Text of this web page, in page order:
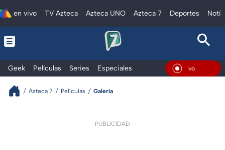
en vivo TV Azteca Azteca UNO Azteca 7 Deportes
Geek Películas Series Especiales En
Azteca 7 Películas Galería
PUBLICIDAD